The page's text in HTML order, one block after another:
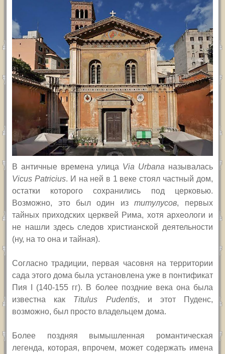
В античные времена улица Via Urbanaназывалась
Vicus Patricius. И на ней в 1 веке стоял частный дом,
остатки которого сохранились под церковью.
Возможно, это был один изтитулусов, первых
тайных приходских церквей Рима, хотя археологи и
не нашли здесь следов христианской деятельности
(ну, на то она и тайная).
Согласно традиции, первая часовня на территории
сада этого дома была установлена уже в понтификат
Пия
(140-155 гг). В более поздние века она была
известна как Titulus Pudentis, и этот Пуденс,
возможно, был просто владельцем дома.
Более поздняя вымышленная романтическая
легенда, которая, впрочем, может содержать имена